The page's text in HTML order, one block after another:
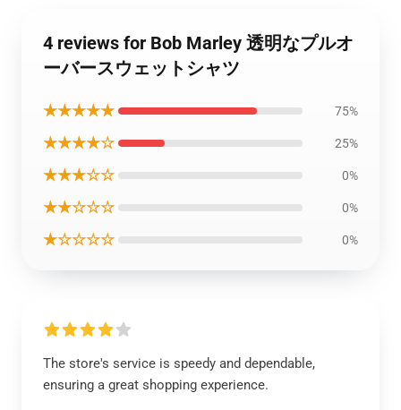
4 reviews for Bob Marley 透明なプルオ
ーバースウェットシャツ
★★★★★ 75%
★★★★☆ 25%
★★★☆☆ 0%
★★☆☆☆ 0%
★☆☆☆☆ 0%
The store's service is speedy and dependable,
ensuring a great shopping experience.